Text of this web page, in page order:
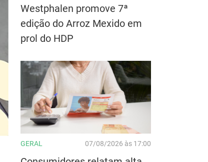
Westphalen promove 7ª
edição do Arroz Mexido em
prol do HDP
GERAL 07/08/2026 às 17:00